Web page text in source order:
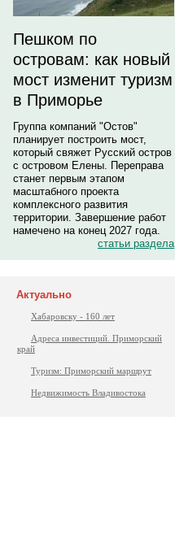
Пешком по
островам: как новый
мост изменит туризм
в Приморье
Группа компаний "Остов"
планирует построить мост,
который свяжет Русский остров
с островом Елены. Переправа
станет первым этапом
масштабного проекта
комплексного развития
территории. Завершение работ
намечено на конец 2027 года.
статьи раздела
Актуально
Хабаровску - 160 лет
Адреса инвестиций. Приморский
край
Туризм: Приморский маршрут
Недвижимость Владивостока